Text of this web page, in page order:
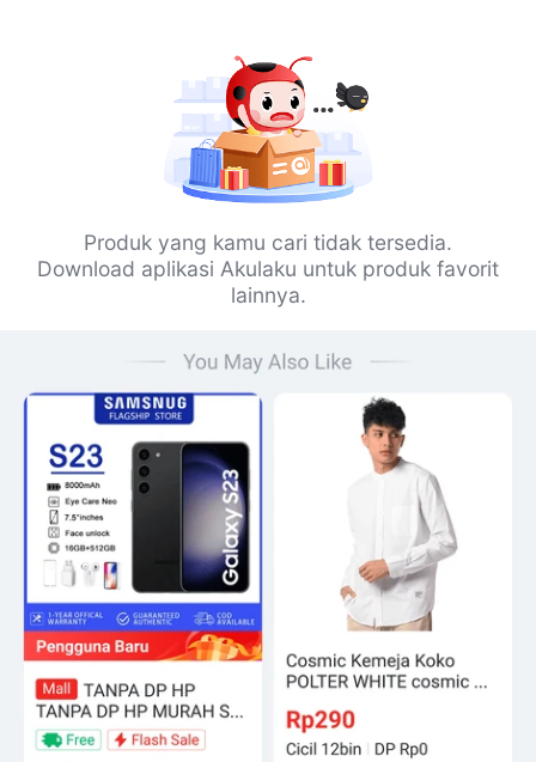
Produk yang kamu cari tidak tersedia.
Download aplikasi Akulaku untuk produk favorit
lainnya.